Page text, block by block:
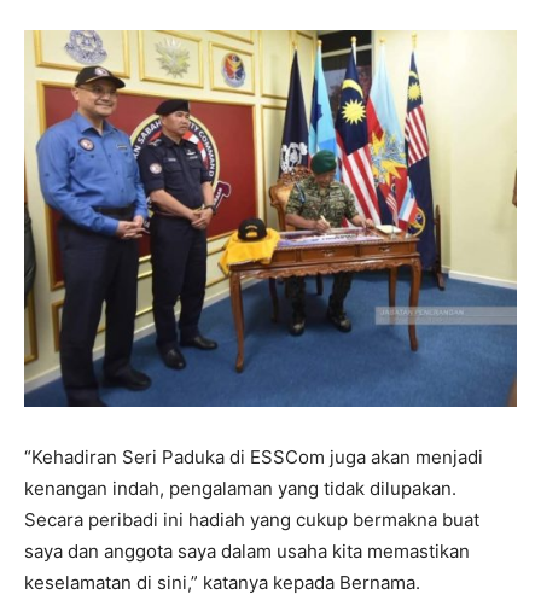
“Kehadiran Seri Paduka di ESSCom juga akan menjadi
kenangan indah, pengalaman yang tidak dilupakan.
Secara peribadi ini hadiah yang cukup bermakna buat
saya dan anggota saya dalam usaha kita memastikan
keselamatan di sini,” katanya kepada Bernama.